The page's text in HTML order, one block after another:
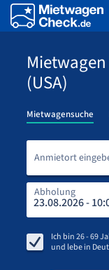
(USA)
Mietwagensuche
Anmietort
Abholung
Ich bin26 - 69
und lebe in